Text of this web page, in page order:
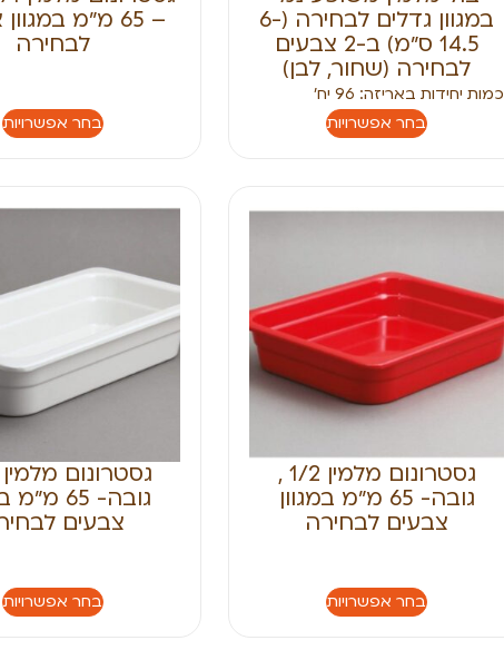
במגוון גדלים לבחירה (6-
14.5 ס״מ) ב-2 צבעים
לבחירה (שחור, לבן)
כמות יחידות באריזה: 96 יח׳
בחר אפשרויות
– 65 מ״מ
לבחירה
בחר אפשרויות
גסטרונום מלמין 1/2 ,
גובה- 65 מ״מ במגוון
צבעים לבחירה
בחר אפשרויות
גובה- 65
צבעים
בחר אפשרויות